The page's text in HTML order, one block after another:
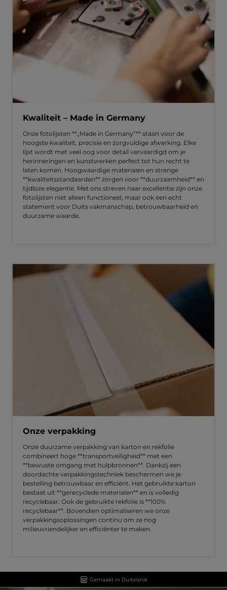
Kwaliteit – Made in Germany
Onze fotolijsten **„Made in Germany“** staan voor de
hoogste kwaliteit, precisie en zorgvuldige afwerking. Elke
lijst wordt met veel oog voor detail vervaardigd om je
herinneringen en kunstwerken perfect tot hun recht te
laten komen. Hoogwaardige materialen en strenge
**kwaliteitsstandaarden** zorgen voor **duurzaamheid** en
tijdloze elegantie. Met ons streven naar excellentie zijn onze
fotolijsten niet alleen functioneel, maar ook een echt
statement voor Duits vakmanschap, betrouwbaarheid en
duurzame waarde.
Onze verpakking
Onze duurzame verpakking van karton en rekfolie
combineert hoge **transportveiligheid** met een
**bewuste omgang met hulpbronnen**. Dankzij een
doordachte verpakkingstechniek beschermen we je
bestelling betrouwbaar en efficiënt. Het gebruikte karton
bestaat uit **gerecyclede materialen** en is volledig
recyclebaar. Ook de gebruikte rekfolie is **100%
recyclebaar**. Bovendien optimaliseren we onze
verpakkingsoplossingen continu om ze nog
milieuvriendelijker en efficiënter te maken.
Gemaakt in Duitsland